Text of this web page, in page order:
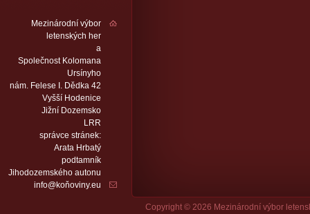
Mezinárodní výbor
letenských her
a
Společnost Kolomana
Ursínyho
nám. Felese I. Dědka 42
Vyšší Hodenice
Jižní Dozemsko
LRR
správce stránek:
Arata Hrbatý
podtamník
Jihodozemského autonu
info@koňoviny.eu
Copyright © 2026 Mezinárodní výbor